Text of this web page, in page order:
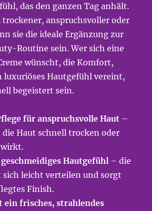
das den ganzen Tag anhält.
trockener, anspruchsvoller oder
sie die ideale Ergänzung zur
Routine sein. Wer sich eine
wünscht, die Komfort,
luxuriöses Hautgefühl vereint,
begeistert sein.
für anspruchsvolle Haut –
die Haut schnell trocken oder
Hautgefühl – die
sich leicht verteilen und sorgt
Finish.
ein frisches, strahlendes